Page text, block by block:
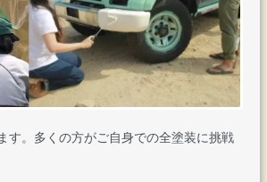
す。多くの方がご自身での全塗装に挑戦